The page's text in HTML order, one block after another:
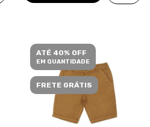
ATÉ 40% OFF
EM QUANTIDADE
FRETE GRÁTIS